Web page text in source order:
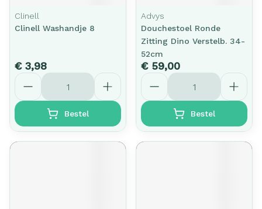
Clinell
Clinell Washandje 8
€ 3,98
Aantal
Bestel
Advys
Douchestoel Ronde
Zitting Dino Verstelb. 34-
52cm
€ 59,00
Aantal
Bestel